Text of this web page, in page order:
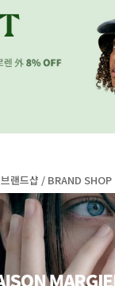
브랜드샵 / BRAND SHOP